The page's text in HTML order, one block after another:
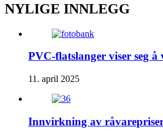
NYLIGE INNLEGG
PVC-flatslanger viser seg
11. april 2025
Innvirkning av